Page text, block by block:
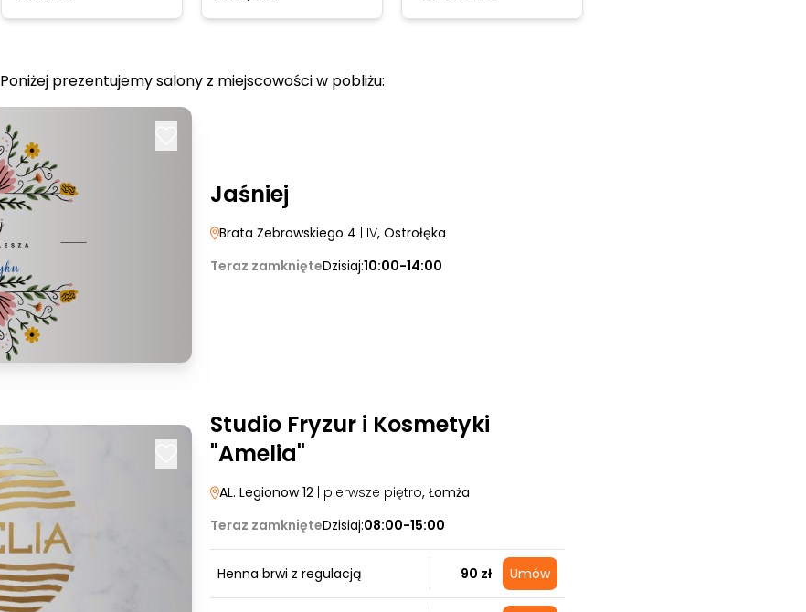
Poniżej prezentujemy salony z miejscowości w pobliżu:
Jaśniej
Brata Żebrowskiego 4 | IV, Ostrołęka
Teraz zamknięteDzisiaj:10:00-14:00
Studio Fryzur i Kosmetyki
"Amelia"
AL. Legionow 12 | pierwsze piętro, Łomża
Teraz zamknięteDzisiaj:08:00-15:00
Henna brwi z regulacją 90 zł Umów